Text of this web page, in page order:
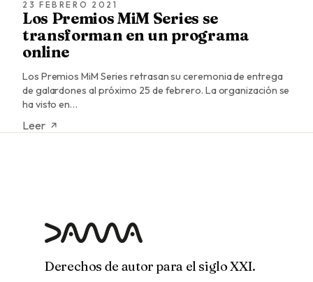
23 FEBRERO 2021
Los Premios MiM Series se
transforman en un programa
online
Los Premios MiM Series retrasan su ceremonia de entrega
de galardones al próximo 25 de febrero. La organización se
ha visto en…
Leer
Derechos de autor para el siglo XXI.